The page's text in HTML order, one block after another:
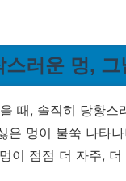
러운 멍, 그
때, 솔직히 당황
멍이 불쑥 나타
이 점점 더 자주,